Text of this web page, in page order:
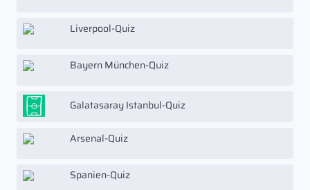
Liverpool-Quiz
Bayern München-Quiz
Galatasaray Istanbul-Quiz
Arsenal-Quiz
Spanien-Quiz